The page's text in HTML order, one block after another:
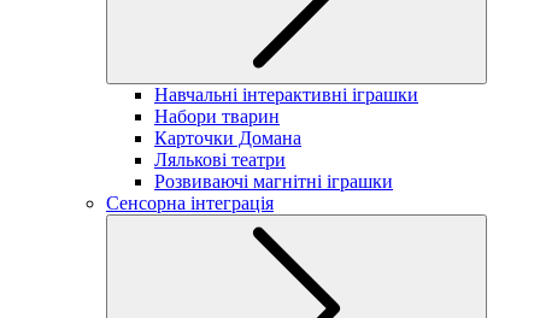
Навчальні інтерактивні іграшки
Набори тварин
Карточки Домана
Лялькові театри
Розвиваючі магнітні іграшки
Сенсорна інтеграція